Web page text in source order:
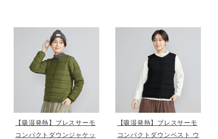
バレーボール
テニス／ソフトテニス
バドミントン
【吸湿発熱】ブレスサーモ
コンパクトダウンジャケッ
【吸湿発熱】ブレスサーモ
コンパクトダウンベスト ウ